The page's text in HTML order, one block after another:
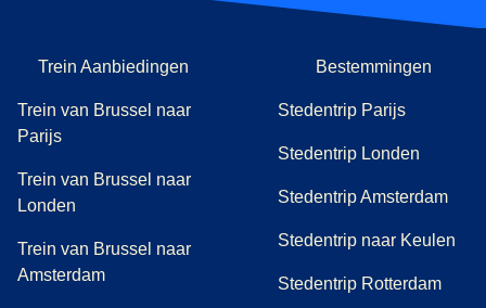
Trein Aanbiedingen
Trein van Brussel naar
Parijs
Trein van Brussel naar
Londen
Trein van Brussel naar
Amsterdam
Bestemmingen
Stedentrip Parijs
Stedentrip Londen
Stedentrip Amsterdam
Stedentrip naar Keulen
Stedentrip Rotterdam